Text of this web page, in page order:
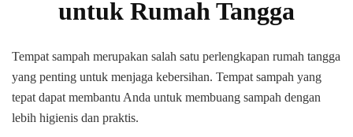
untuk Rumah Tangga
Tempat sampah merupakan salah satu perlengkapan rumah tangga
yang penting untuk menjaga kebersihan. Tempat sampah yang
tepat dapat membantu Anda untuk membuang sampah dengan
lebih higienis dan praktis.